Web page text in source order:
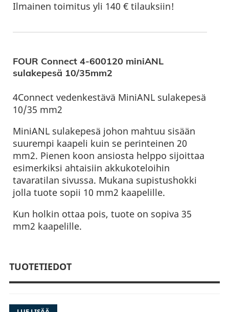
Ilmainen toimitus yli 140 € tilauksiin!
FOUR Connect 4-600120 miniANL
sulakepesä 10/35mm2
4Connect vedenkestävä MiniANL sulakepesä
10/35 mm2
MiniANL sulakepesä johon mahtuu sisään
suurempi kaapeli kuin se perinteinen 20
mm2. Pienen koon ansiosta helppo sijoittaa
esimerkiksi ahtaisiin akkukoteloihin
tavaratilan sivussa. Mukana supistushokki
jolla tuote sopii 10 mm2 kaapelille.
Kun holkin ottaa pois, tuote on sopiva 35
mm2 kaapelille.
TUOTETIEDOT